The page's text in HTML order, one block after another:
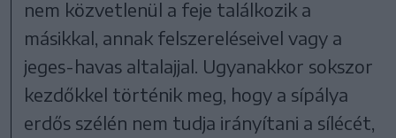
nem közvetlenül a feje találkozik a
másikkal, annak felszereléseivel vagy a
jeges-havas altalajjal. Ugyanakkor sokszor
kezdőkkel történik meg, hogy a sípálya
erdős szélén nem tudja irányítani a sílécét,